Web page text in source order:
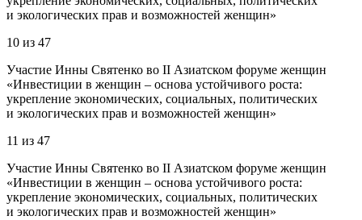
и экологических прав и возможностей женщин»
10 из 47
Участие Инны Святенко во II Азиатском форуме женщин
«Инвестиции в женщин – основа устойчивого роста:
укрепление экономических, социальных, политических
и экологических прав и возможностей женщин»
11 из 47
Участие Инны Святенко во II Азиатском форуме женщин
«Инвестиции в женщин – основа устойчивого роста:
укрепление экономических, социальных, политических
и экологических прав и возможностей женщин»